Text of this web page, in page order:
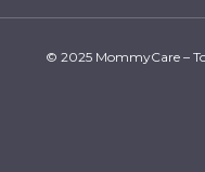
© 2025 MommyCare –